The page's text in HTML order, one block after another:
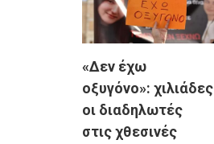
«Δεν έχω
οξυγόνο»: χιλιάδες
οι διαδηλωτές
στις χθεσινές